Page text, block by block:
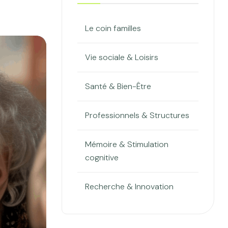
Le coin familles
Vie sociale & Loisirs
Santé & Bien-Être
Professionnels & Structures
Mémoire & Stimulation
cognitive
Recherche & Innovation